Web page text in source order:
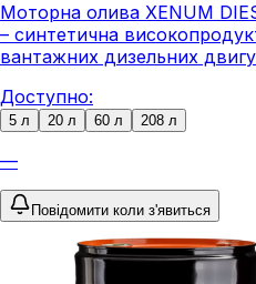
Моторна олива XENUM
– синтетична
вантажних дизельних
Доступно:
5 л 20 л 60 л 208 л
—
Повідомити коли з'явиться